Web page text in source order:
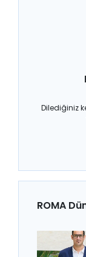
Dilediğiniz
ROMA